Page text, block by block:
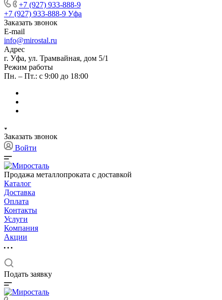
+7 (927) 933-888-9
+7 (927) 933-888-9 Уфа
Заказать звонок
E-mail
info@mirostal.ru
Адрес
г. Уфа, ул. Трамвайная, дом 5/1
Режим работы
Пн. – Пт.: с 9:00 до 18:00
Заказать звонок
Войти
Продажа металлопроката с доставкой
Каталог
Доставка
Оплата
Контакты
Услуги
Компания
Акции
Подать заявку